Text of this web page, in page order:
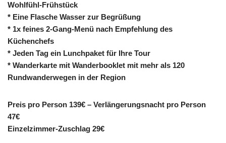
Wohlfühl-Frühstück
* Eine Flasche Wasser zur Begrüßung
* 1x feines 2-Gang-Menü nach Empfehlung des
Küchenchefs
* Jeden Tag ein Lunchpaket für Ihre Tour
* Wanderkarte mit Wanderbooklet mit mehr als 120
Rundwanderwegen in der Region
Preis pro Person 139€ – Verlängerungsnacht pro Person
47€
Einzelzimmer-Zuschlag 29€